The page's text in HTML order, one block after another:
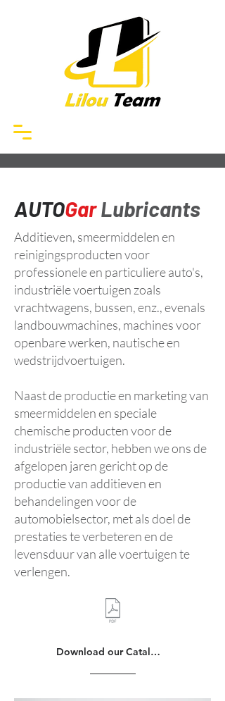
AUTOGarLubricants
Additieven, smeermiddelen en
reinigingsproducten voor
professionele en particuliere auto's,
industriële voertuigen zoals
vrachtwagens, bussen, enz., evenals
landbouwmachines, machines voor
openbare werken, nautische en
wedstrijdvoertuigen.
Naast de productie en marketing van
smeermiddelen en speciale
chemische producten voor de
industriële sector, hebben we ons de
afgelopen jaren gericht op de
productie van additieven en
behandelingen voor de
automobielsector, met als doel de
prestaties te verbeteren en de
levensduur van alle voertuigen te
verlengen.
Download our Catalogue